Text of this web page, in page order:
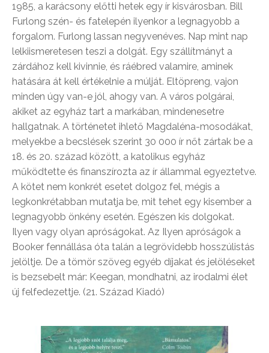
1985, a karácsony előtti hetek egy ír kisvárosban. Bill
Furlong szén- és fatelepén ilyenkor a legnagyobb a
forgalom. Furlong lassan negyvenéves. Nap mint nap
lelkiismeretesen teszi a dolgát. Egy szállítmányt a
zárdához kell kivinnie, és ráébred valamire, aminek
hatására át kell értékelnie a múlját. Eltöpreng, vajon
minden úgy van-e jól, ahogy van. A város polgárai,
akiket az egyház tart a markában, mindenesetre
hallgatnak. A történetet ihlető Magdaléna-mosodákat,
melyekbe a becslések szerint 30 000 ír nőt zártak be a
18. és 20. század között, a katolikus egyház
működtette és finanszírozta az ír állammal egyeztetve.
A kötet nem konkrét esetet dolgoz fel, mégis a
legkonkrétabban mutatja be, mit tehet egy kisember a
legnagyobb önkény esetén. Egészen kis dolgokat.
Ilyen vagy olyan apróságokat. Az Ilyen apróságok a
Booker fennállása óta talán a legrövidebb hosszúlistás
jelöltje. De a tömör szöveg egyéb díjakat és jelöléseket
is bezsebelt már: Keegan, mondhatni, az irodalmi élet
új felfedezettje. (21. Század Kiadó)